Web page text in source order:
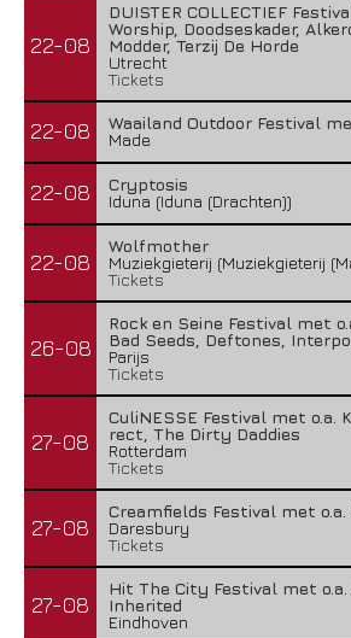
22-08
DUISTER COLLECTIEF
Worship, Doodseskader,
Modder, Terzij De Horde
Utrecht
Tickets
22-08
Waailand Outdoor Festival
Made
22-08
Cryptosis
Iduna (Iduna (Drachten))
22-08
Wolfmother
Muziekgieterij (Muziekgieterij
Tickets
26-08
Rock en Seine Festival met
Bad Seeds, Deftones,
Parijs
Tickets
27-08
CuliNESSE Festival met o.a.
rect, The Dirty Daddies
Rotterdam
Tickets
27-08
Creamfields Festival met
Daresbury
Tickets
27-08
Hit The City Festival met o.a.
Inherited
Eindhoven